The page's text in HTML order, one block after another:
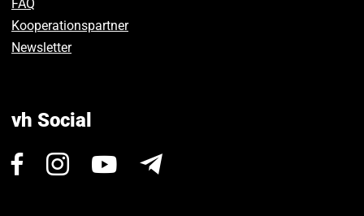
FAQ
Kooperationspartner
Newsletter
vh Social
BesuchenBesuchenBesuchen